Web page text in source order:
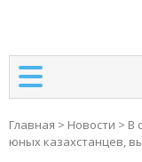
Главная > Новости > В
юных казахстанцев,